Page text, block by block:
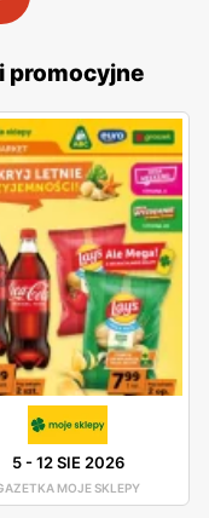
promocyjne
5-12 SIE 2026
MOJE SKLEPY